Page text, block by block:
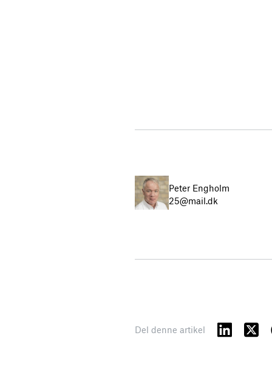
Peter Engholm
25@mail.dk
Del denne artikel